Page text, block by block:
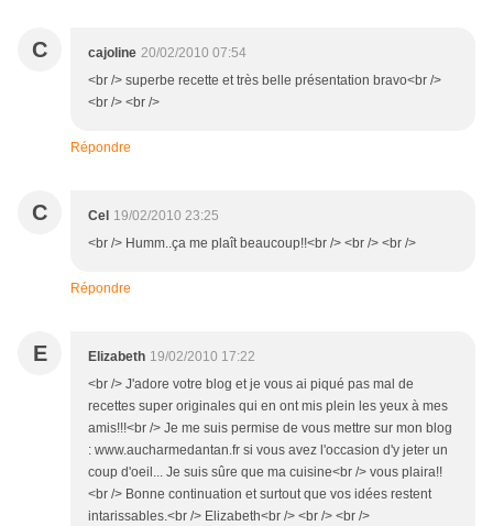
C cajoline 20/02/2010 07:54
<br /> superbe recette et très belle présentation bravo<br />
<br /> <br />
Répondre
C Cel 19/02/2010 23:25
<br /> Humm..ça me plaît beaucoup!!<br /> <br /> <br />
Répondre
E Elizabeth 19/02/2010 17:22
<br /> J'adore votre blog et je vous ai piqué pas mal de
recettes super originales qui en ont mis plein les yeux à mes
amis!!!<br /> Je me suis permise de vous mettre sur mon blog
: www.aucharmedantan.fr si vous avez l'occasion d'y jeter un
coup d'oeil... Je suis sûre que ma cuisine<br /> vous plaira!!
<br /> Bonne continuation et surtout que vos idées restent
intarissables.<br /> Elizabeth<br /> <br /> <br />